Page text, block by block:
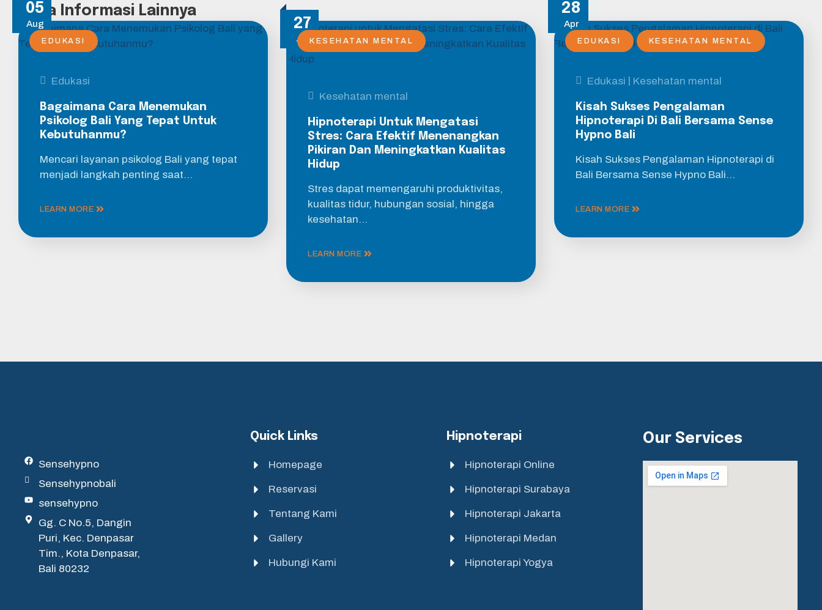
Baca Informasi Lainnya
05
Aug
EDUKASI
Edukasi
Bagaimana Cara Menemukan
Psikolog Bali Yang Tepat Untuk
Kebutuhanmu?
Mencari layanan psikolog Bali yang tepat
menjadi langkah penting saat…
LEARN MORE
27
Jul KESEHATAN MENTAL
Kesehatan mental
Hipnoterapi Untuk Mengatasi
Stres: Cara Efektif Menenangkan
Pikiran Dan Meningkatkan Kualitas
Hidup
Stres dapat memengaruhi produktivitas,
kualitas tidur, hubungan sosial, hingga
kesehatan…
LEARN MORE
28
Apr
EDUKASI KESEHATAN MENTAL
Edukasi Kesehatan mental
Kisah Sukses Pengalaman
Hipnoterapi Di Bali Bersama Sense
Hypno Bali
Kisah Sukses Pengalaman Hipnoterapi di
Bali Bersama Sense Hypno Bali…
LEARN MORE
Sensehypno
Sensehypnobali
sensehypno
Gg. C No.5, Dangin
Puri, Kec. Denpasar
Tim., Kota Denpasar,
Bali 80232
Quick Links
Homepage
Reservasi
Tentang Kami
Gallery
Hubungi Kami
Hipnoterapi
Hipnoterapi Online
Hipnoterapi Surabaya
Hipnoterapi Jakarta
Hipnoterapi Medan
Hipnoterapi Yogya
Our Services